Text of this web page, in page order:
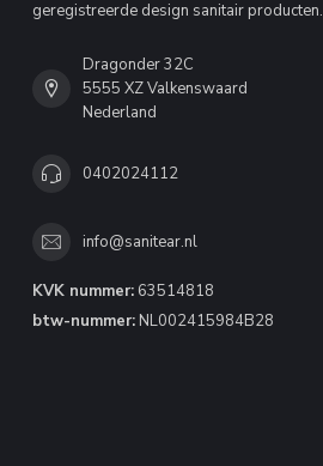
geregistreerde design sanitair producten.
Dragonder 32C
5555 XZ Valkenswaard
Nederland
0402024112
info@sanitear.nl
KVK nummer: 63514818
btw-nummer: NL002415984B28